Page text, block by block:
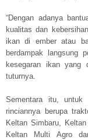
“Dengan adanya
kualitas dan
ikan di ember atau
berdampak langsung
kesegaran ikan yang
tuturnya.
Sementara itu, untuk
rinciannya berupa
Keltan Simbaru,
Keltan Multi Agro